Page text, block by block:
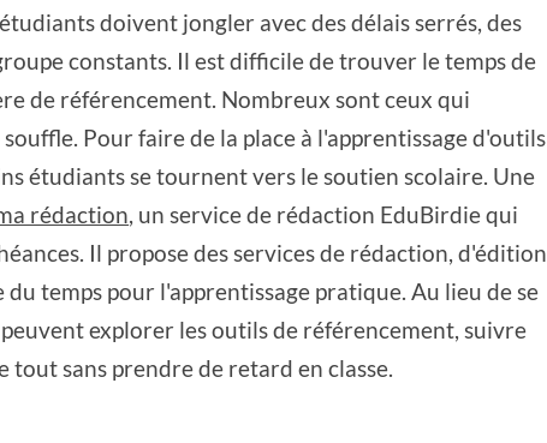
doivent jongler avec des délais serrés, des
constants. Il est difficile de trouver le temps de
de référencement. Nombreux sont ceux qui
Pour faire de la place à l'apprentissage d'outils
étudiants se tournent vers le soutien scolaire. Une
rédaction, un service de rédaction EduBirdie qui
Il propose des services de rédaction, d'édition
temps pour l'apprentissage pratique. Au lieu de se
explorer les outils de référencement, suivre
tout sans prendre de retard en classe.